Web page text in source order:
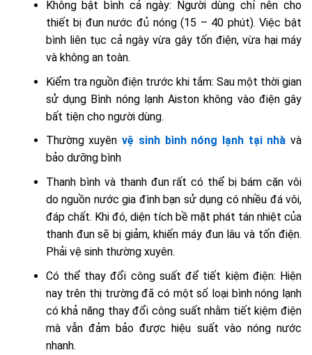
Không bật bình cả ngày: Người dùng chỉ nên cho
thiết bị đun nước đủ nóng (15 – 40 phút). Việc bật
bình liên tục cả ngày vừa gây tốn điện, vừa hại máy
và không an toàn.
Kiểm tra nguồn điện trước khi tắm: Sau một thời gian
sử dụng Bình nóng lạnh Aiston không vào điện gây
bất tiện cho người dùng.
Thường xuyênvệ sinh bình nóng lạnh tại nhà và
bảo dưỡng bình
Thanh bình và thanh đun rất có thể bị bám cặn vôi
do nguồn nước gia đình bạn sử dụng có nhiều đá vôi,
đáp chất. Khi đó, diện tích bề mặt phát tán nhiệt của
thanh đun sẽ bị giảm, khiến máy đun lâu và tốn điện.
Phải vệ sinh thường xuyên.
Có thể thay đổi công suất để tiết kiệm điện: Hiện
nay trên thị trường đã có một số loại bình nóng lạnh
có khả năng thay đổi công suất nhằm tiết kiệm điện
mà vẫn đảm bảo được hiệu suất vào nóng nước
nhanh.